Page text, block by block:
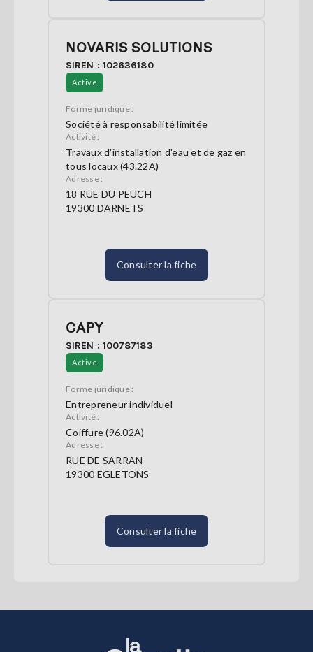
NOVARIS SOLUTIONS
SIREN : 102636180
Active
Forme juridique :
Société à responsabilité limitée
Activité :
Travaux d'installation d'eau et de gaz en
tous locaux (43.22A)
Adresse :
18 RUE DU PEUCH
19300 DARNETS
Consulter la fiche
CAPY
SIREN : 100787183
Active
Forme juridique :
Entrepreneur individuel
Activité :
Coiffure (96.02A)
Adresse :
RUE DE SARRAN
19300 EGLETONS
Consulter la fiche